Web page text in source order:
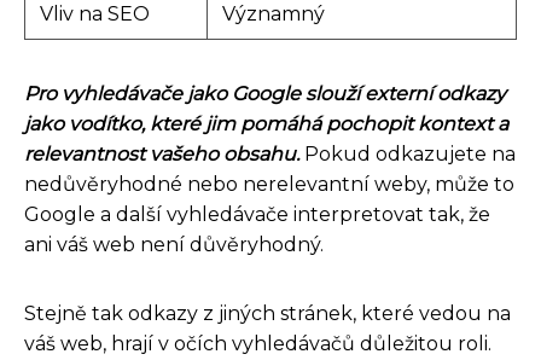
Vliv na SEO Významný
Pro vyhledávače jako Google slouží externí odkazy
jako vodítko, které jim pomáhá pochopit kontext a
relevantnost vašeho obsahu.Pokud odkazujete na
nedůvěryhodné nebo nerelevantní weby, může to
Google a další vyhledávače interpretovat tak, že
ani váš web není důvěryhodný.
Stejně tak odkazy z jiných stránek, které vedou na
váš web, hrají v očích vyhledávačů důležitou roli.